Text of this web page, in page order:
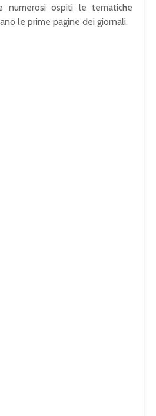
numerosi ospiti le tematiche
le prime pagine dei giornali.